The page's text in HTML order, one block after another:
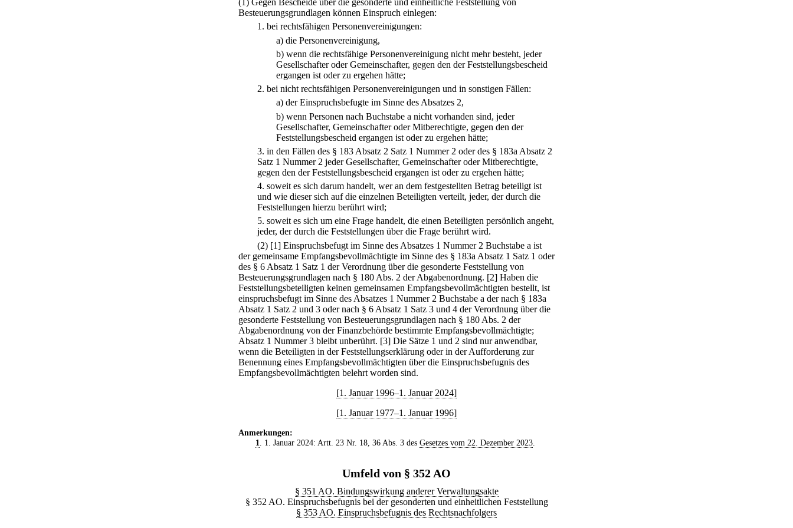
(1) Gegen Bescheide über die gesonderte und einheitliche Feststellung von
Besteuerungsgrundlagen können Einspruch einlegen:
1. bei rechtsfähigen Personenvereinigungen:
a) die Personenvereinigung,
b) wenn die rechtsfähige Personenvereinigung nicht mehr besteht, jeder
Gesellschafter oder Gemeinschafter, gegen den der Feststellungsbescheid
ergangen ist oder zu ergehen hätte;
2. bei nicht rechtsfähigen Personenvereinigungen und in sonstigen Fällen:
a) der Einspruchsbefugte im Sinne des Absatzes 2,
b) wenn Personen nach Buchstabe a nicht vorhanden sind, jeder
Gesellschafter, Gemeinschafter oder Mitberechtigte, gegen den der
Feststellungsbescheid ergangen ist oder zu ergehen hätte;
3. in den Fällen des § 183 Absatz 2 Satz 1 Nummer 2 oder des § 183a Absatz 2
Satz 1 Nummer 2 jeder Gesellschafter, Gemeinschafter oder Mitberechtigte,
gegen den der Feststellungsbescheid ergangen ist oder zu ergehen hätte;
4. soweit es sich darum handelt, wer an dem festgestellten Betrag beteiligt ist
und wie dieser sich auf die einzelnen Beteiligten verteilt, jeder, der durch die
Feststellungen hierzu berührt wird;
5. soweit es sich um eine Frage handelt, die einen Beteiligten persönlich angeht,
jeder, der durch die Feststellungen über die Frage berührt wird.
(2) [1] Einspruchsbefugt im Sinne des Absatzes 1 Nummer 2 Buchstabe a ist
der gemeinsame Empfangsbevollmächtigte im Sinne des § 183a Absatz 1 Satz 1 oder
des § 6 Absatz 1 Satz 1 der Verordnung über die gesonderte Feststellung von
Besteuerungsgrundlagen nach § 180 Abs. 2 der Abgabenordnung. [2] Haben die
Feststellungsbeteiligten keinen gemeinsamen Empfangsbevollmächtigten bestellt, ist
einspruchsbefugt im Sinne des Absatzes 1 Nummer 2 Buchstabe a der nach § 183a
Absatz 1 Satz 2 und 3 oder nach § 6 Absatz 1 Satz 3 und 4 der Verordnung über die
gesonderte Feststellung von Besteuerungsgrundlagen nach § 180 Abs. 2 der
Abgabenordnung von der Finanzbehörde bestimmte Empfangsbevollmächtigte;
Absatz 1 Nummer 3 bleibt unberührt. [3] Die Sätze 1 und 2 sind nur anwendbar,
wenn die Beteiligten in der Feststellungserklärung oder in der Aufforderung zur
Benennung eines Empfangsbevollmächtigten über die Einspruchsbefugnis des
Empfangsbevollmächtigten belehrt worden sind.
[1. Januar 1996–1. Januar 2024]
[1. Januar 1977–1. Januar 1996]
Anmerkungen:
1
. 1. Januar 2024: Artt. 23 Nr. 18, 36 Abs. 3 des Gesetzes vom 22. Dezember 2023.
Umfeld von § 352 AO
§ 351 AO. Bindungswirkung anderer Verwaltungsakte
§ 352 AO. Einspruchsbefugnis bei der gesonderten und einheitlichen Feststellung
§ 353 AO. Einspruchsbefugnis des Rechtsnachfolgers